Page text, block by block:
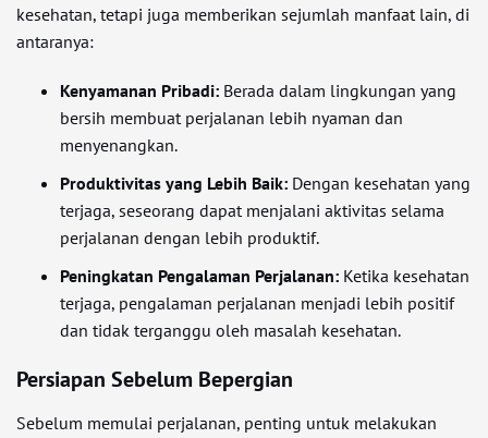
kesehatan, tetapi juga memberikan sejumlah manfaat lain, di
antaranya:
Kenyamanan Pribadi: Berada dalam lingkungan yang
bersih membuat perjalanan lebih nyaman dan
menyenangkan.
Produktivitas yang Lebih Baik: Dengan kesehatan yang
terjaga, seseorang dapat menjalani aktivitas selama
perjalanan dengan lebih produktif.
Peningkatan Pengalaman Perjalanan: Ketika kesehatan
terjaga, pengalaman perjalanan menjadi lebih positif
dan tidak terganggu oleh masalah kesehatan.
Persiapan Sebelum Bepergian
Sebelum memulai perjalanan, penting untuk melakukan